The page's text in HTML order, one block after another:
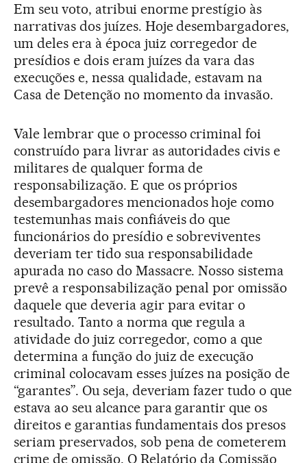
Em seu voto, atribui enorme prestígio às
narrativas dos juízes. Hoje desembargadores,
um deles era à época juiz corregedor de
presídios e dois eram juízes da vara das
execuções e, nessa qualidade, estavam na
Casa de Detenção no momento da invasão.
Vale lembrar que o processo criminal foi
construído para livrar as autoridades civis e
militares de qualquer forma de
responsabilização. E que os próprios
desembargadores mencionados hoje como
testemunhas mais confiáveis do que
funcionários do presídio e sobreviventes
deveriam ter tido sua responsabilidade
apurada no caso do Massacre. Nosso sistema
prevê a responsabilização penal por omissão
daquele que deveria agir para evitar o
resultado. Tanto a norma que regula a
atividade do juiz corregedor, como a que
determina a função do juiz de execução
criminal colocavam esses juízes na posição de
“garantes”. Ou seja, deveriam fazer tudo o que
estava ao seu alcance para garantir que os
direitos e garantias fundamentais dos presos
seriam preservados, sob pena de cometerem
crime de omissão. O Relatório da Comissão